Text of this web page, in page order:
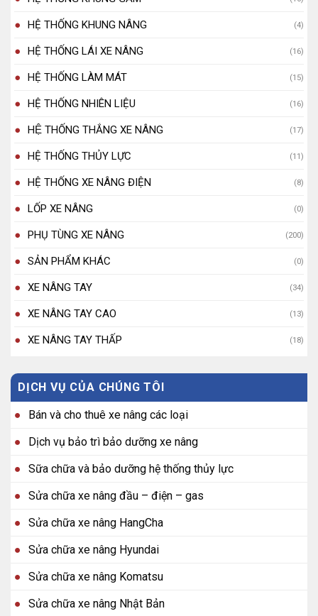
HỆ THỐNG KHUNG NÂNG (4)
HỆ THỐNG LÁI XE NÂNG (16)
HỆ THỐNG LÀM MÁT (15)
HỆ THỐNG NHIÊN LIỆU (16)
HỆ THỐNG THẮNG XE NÂNG (17)
HỆ THỐNG THỦY LỰC (11)
HỆ THỐNG XE NÂNG ĐIỆN (8)
LỐP XE NÂNG (0)
PHỤ TÙNG XE NÂNG (200)
SẢN PHẨM KHÁC (0)
XE NÂNG TAY (34)
XE NÂNG TAY CAO (13)
XE NÂNG TAY THẤP (18)
DỊCH VỤ CỦA CHÚNG TÔI
Bán và cho thuê xe nâng các loại
Dịch vụ bảo trì bảo dưỡng xe nâng
Sữa chữa và bảo dưỡng hệ thống thủy lực
Sửa chữa xe nâng đầu – điện – gas
Sửa chữa xe nâng HangCha
Sửa chữa xe nâng Hyundai
Sửa chữa xe nâng Komatsu
Sửa chữa xe nâng Nhật Bản